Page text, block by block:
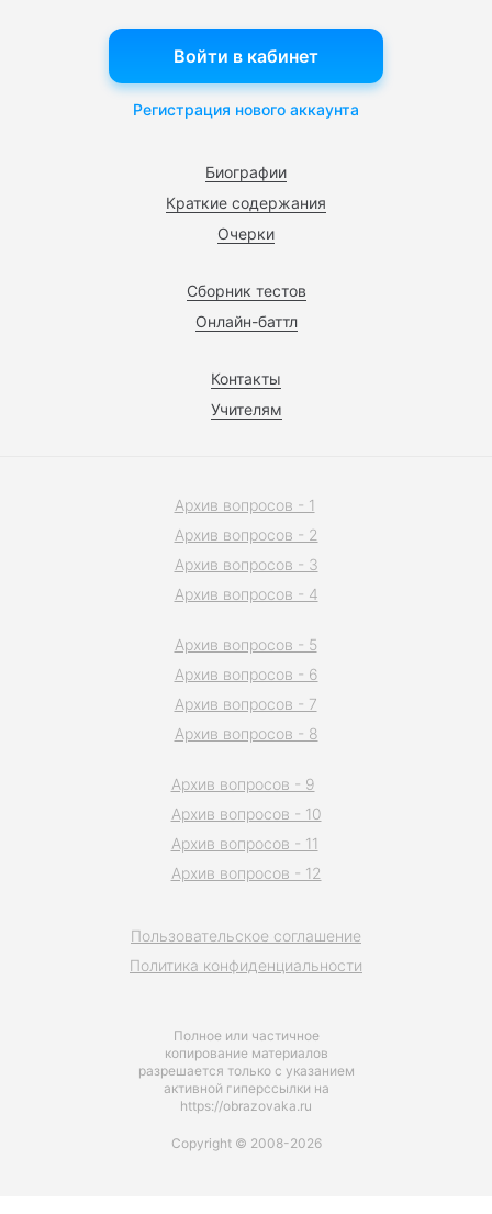
Биографии
Краткие содержания
Очерки
Сборник тестов
Онлайн-баттл
Контакты
Учителям
Войти в кабинет
Регистрация нового аккаунта
Полное или частичное
копирование материалов
разрешается только с указанием
активной гиперссылки на
https://obrazovaka.ru
Пользовательское соглашение
Политика конфиденциальности
Архив вопросов - 1
Архив вопросов - 2
Архив вопросов - 3
Архив вопросов - 4
Архив вопросов - 5
Архив вопросов - 6
Архив вопросов - 7
Архив вопросов - 8
Архив вопросов - 9
Архив вопросов - 10
Архив вопросов - 11
Архив вопросов - 12
Copyright © 2008-2026